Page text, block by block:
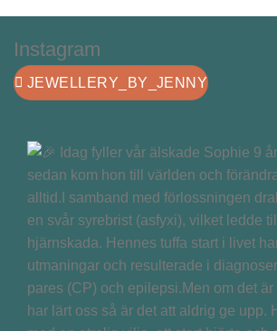
Instagram
JEWELLERY_BY_JENNY